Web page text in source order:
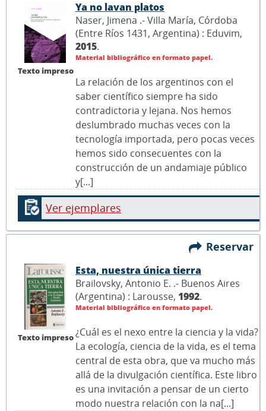
Texto impreso
Ya no lavan platos
Naser, Jimena .- Villa María, Córdoba
(Entre Ríos 1431, Argentina) : Eduvim,
2015.
Material bibliográfico en formato papel.
La relación de los argentinos con el
saber científico siempre ha sido
contradictoria y lejana. Nos hemos
deslumbrado muchas veces con la
tecnología importada, pero pocas veces
hemos sido consecuentes con la
construcción de un andamiaje público
y[...]
Ver ejemplares
Reservar
Texto impreso
Esta, nuestra única tierra
Brailovsky, Antonio E. .- Buenos Aires
(Argentina) : Larousse, 1992.
Material bibliográfico en formato papel.
¿Cuál es el nexo entre la ciencia y la vida?
La ecología, ciencia de la vida, es el tema
central de esta obra, que va mucho más
allá de la divulgación científica. Este libro
es una invitación a pensar de un cierto
modo nuestra relación con la na[...]